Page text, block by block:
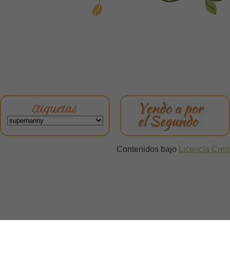
Etiquetas
Contenidos bajo Licencia